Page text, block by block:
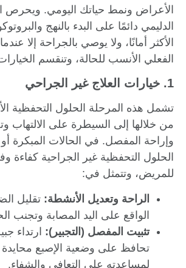
الأعراض ونمط حياتك اليومي. ويحرص
الدليمي دائمًا على البدء بالنهج
الأكثر أمانًا، ولا يوصي بالجراحة إلا
الفعلي الأنسب للحالة، وتنقسم
1. خيارات العلاج غير الجراحي
تشمل هذه المرحلة الحلول التحفظية
من خلالها إلى السيطرة على الالتهاب
وإراحة المفصل. في الحالات المبكرة
الحلول التحفظية غير الجراحية كفاءة
للمريض، وتتمثل في:
الراحة وتعديل الأنشطة: تقليل
الواقع على اليد المصابة وتجنب
تثبيت المفصل (التجبير): ارتداء
تحافظ على وضعية الإصبع
لمساعدته على التعافي والشفاء.